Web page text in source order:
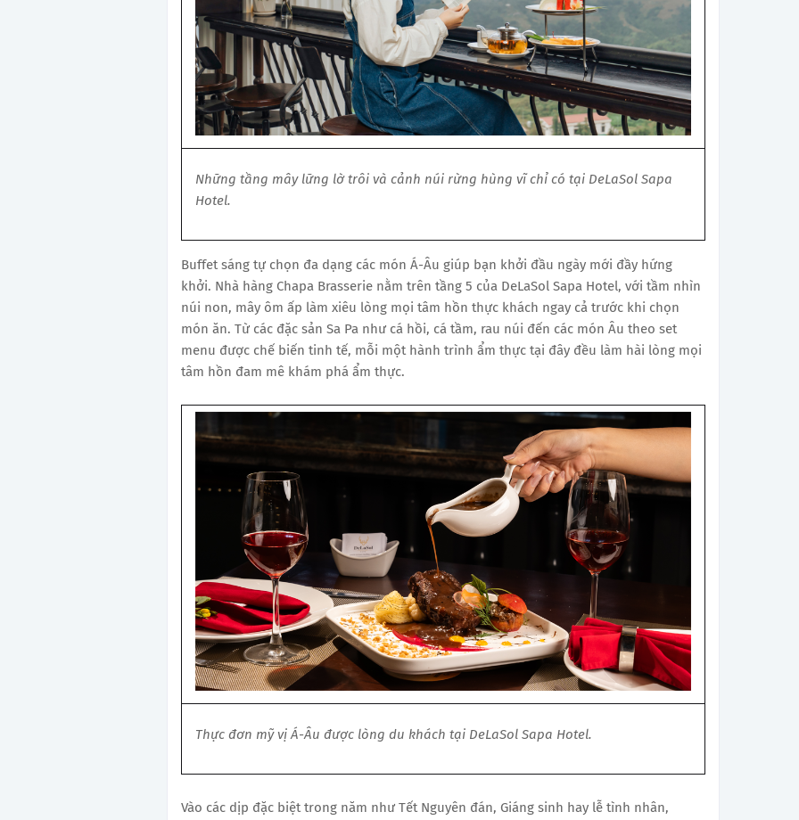
Những tầng mây lững lờ trôi và cảnh núi rừng hùng vĩ chỉ có tại DeLaSol Sapa
Hotel.
Buffet sáng tự chọn đa dạng các món Á-Âu giúp bạn khởi đầu ngày mới đầy hứng
khởi. Nhà hàng Chapa Brasserie nằm trên tầng 5 của DeLaSol Sapa Hotel, với tầm nhìn
núi non, mây ôm ấp làm xiêu lòng mọi tâm hồn thực khách ngay cả trước khi chọn
món ăn. Từ các đặc sản Sa Pa như cá hồi, cá tầm, rau núi đến các món Âu theo set
menu được chế biến tinh tế, mỗi một hành trình ẩm thực tại đây đều làm hài lòng mọi
tâm hồn đam mê khám phá ẩm thực.
Thực đơn mỹ vị Á-Âu được lòng du khách tại DeLaSol Sapa Hotel.
Vào các dịp đặc biệt trong năm như Tết Nguyên đán, Giáng sinh hay lễ tình nhân,